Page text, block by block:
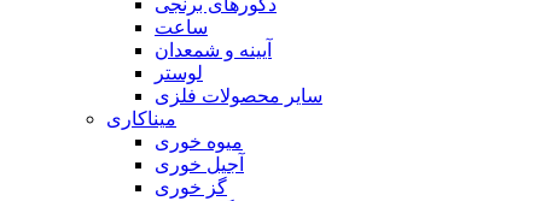
دکورهای برنجی
ساعت
آیینه و شمعدان
لوستر
سایر محصولات فلزی
میناکاری
میوه خوری
آجیل خوری
گز خوری